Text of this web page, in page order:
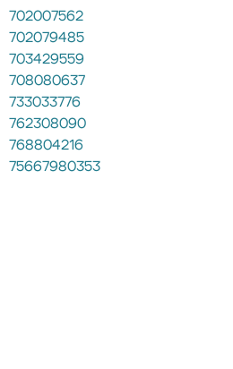
702007562
702079485
703429559
708080637
733033776
762308090
768804216
75667980353